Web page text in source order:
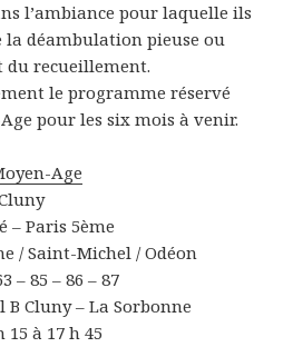
l’ambiance pour laquelle ils
la déambulation pieuse ou
du recueillement.
le programme réservé
pour les six mois à venir.
Age
– Paris 5ème
/ Saint-Michel / Odéon
– 85 – 86 – 87
B Cluny – La Sorbonne
15 à 17 h 45